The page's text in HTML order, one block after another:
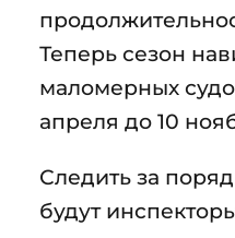
Теперь сезон
маломерных
апреля до 10
Следить за
будут